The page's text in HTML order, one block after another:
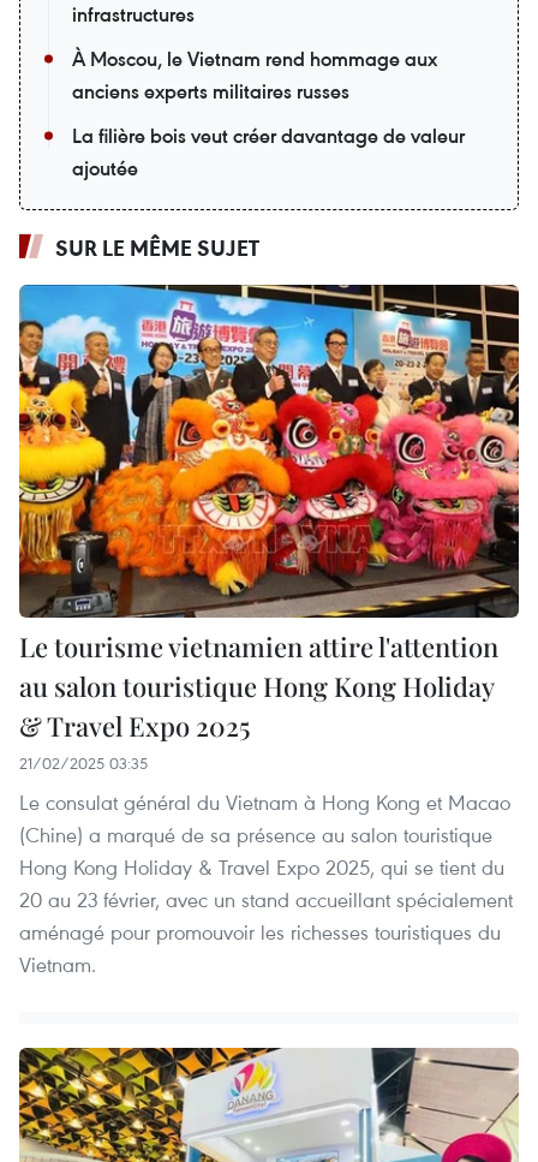
infrastructures
À Moscou, le Vietnam rend hommage aux
anciens experts militaires russes
La filière bois veut créer davantage de valeur
ajoutée
SUR LE MÊME SUJET
Le tourisme vietnamien attire l'attention
au salon touristique Hong Kong Holiday
& Travel Expo 2025
21/02/2025 03:35
Le consulat général du Vietnam à Hong Kong et Macao
(Chine) a marqué de sa présence au salon touristique
Hong Kong Holiday & Travel Expo 2025, qui se tient du
20 au 23 février, avec un stand accueillant spécialement
aménagé pour promouvoir les richesses touristiques du
Vietnam.